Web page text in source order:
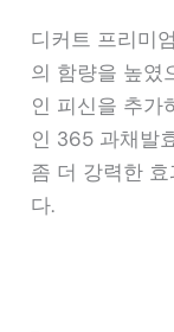
디커트 프리미
의 함량을 높였
인 피신을 추가
인 365 과채발
좀 더 강력한
다.